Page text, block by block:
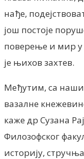
нађе,
још постоје
поверење и мир
је њихов захтев.
Међутим, са
вазалне
каже др Сузана
Филозофског
историју,